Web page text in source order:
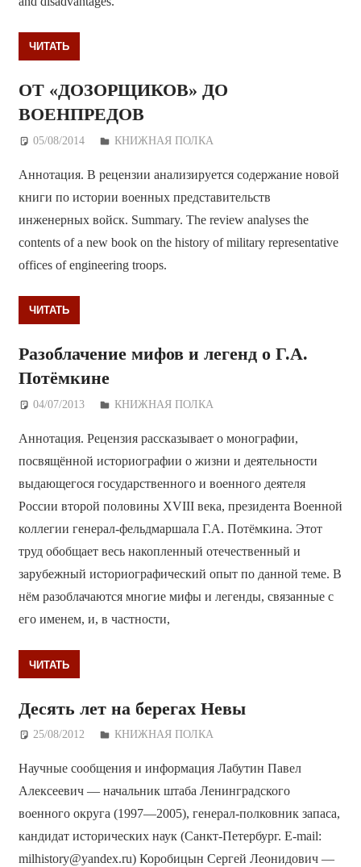
ЧИТАТЬ
ОТ «ДОЗОРЩИКОВ» ДО
ВОЕНПРЕДОВ
05/08/2014 Дежурный по Редакции
КНИЖНАЯ ПОЛКА
Аннотация. В рецензии анализируется содержание новой
книги по истории военных представительств
инженерных войск. Summary. The review analyses the
contents of a new book on the history of military representative
offices of engineering troops.
ЧИТАТЬ
Разоблачение мифов и легенд о Г.А.
Потёмкине
04/07/2013 Дежурный по Редакции
КНИЖНАЯ ПОЛКА
Аннотация. Рецензия рассказывает о монографии,
посвящённой историографии о жизни и деятельности
выдающегося государственного и военного деятеля
России второй половины XVIII века, президента Военной
коллегии генерал-фельдмаршала Г.А. Потёмкина. Этот
труд обобщает весь накопленный отечественный и
зарубежный историографический опыт по данной теме. В
нём разоблачаются многие мифы и легенды, связанные с
его именем, и, в частности,
ЧИТАТЬ
Десять лет на берегах Невы
25/08/2012 Дежурный по Редакции
КНИЖНАЯ ПОЛКА
Научные сообщения и информация Лабутин Павел
Алексеевич — начальник штаба Ленинградского
военного округа (1997—2005), генерал-полковник запаса,
кандидат исторических наук (Санкт-Петербург. E-mail:
milhistory@yandex.ru) Коробицын Сергей Леонидович —